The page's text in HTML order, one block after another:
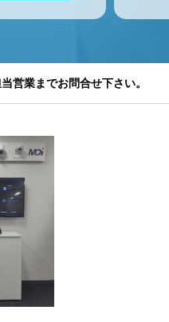
営業までお問合せ下さい。